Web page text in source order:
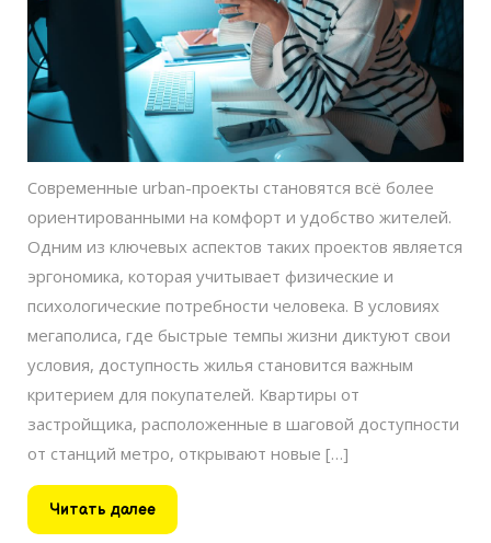
Современные urban-проекты становятся всё более
ориентированными на комфорт и удобство жителей.
Одним из ключевых аспектов таких проектов является
эргономика, которая учитывает физические и
психологические потребности человека. В условиях
мегаполиса, где быстрые темпы жизни диктуют свои
условия, доступность жилья становится важным
критерием для покупателей. Квартиры от
застройщика, расположенные в шаговой доступности
от станций метро, открывают новые […]
Читать далееЧитать
далее